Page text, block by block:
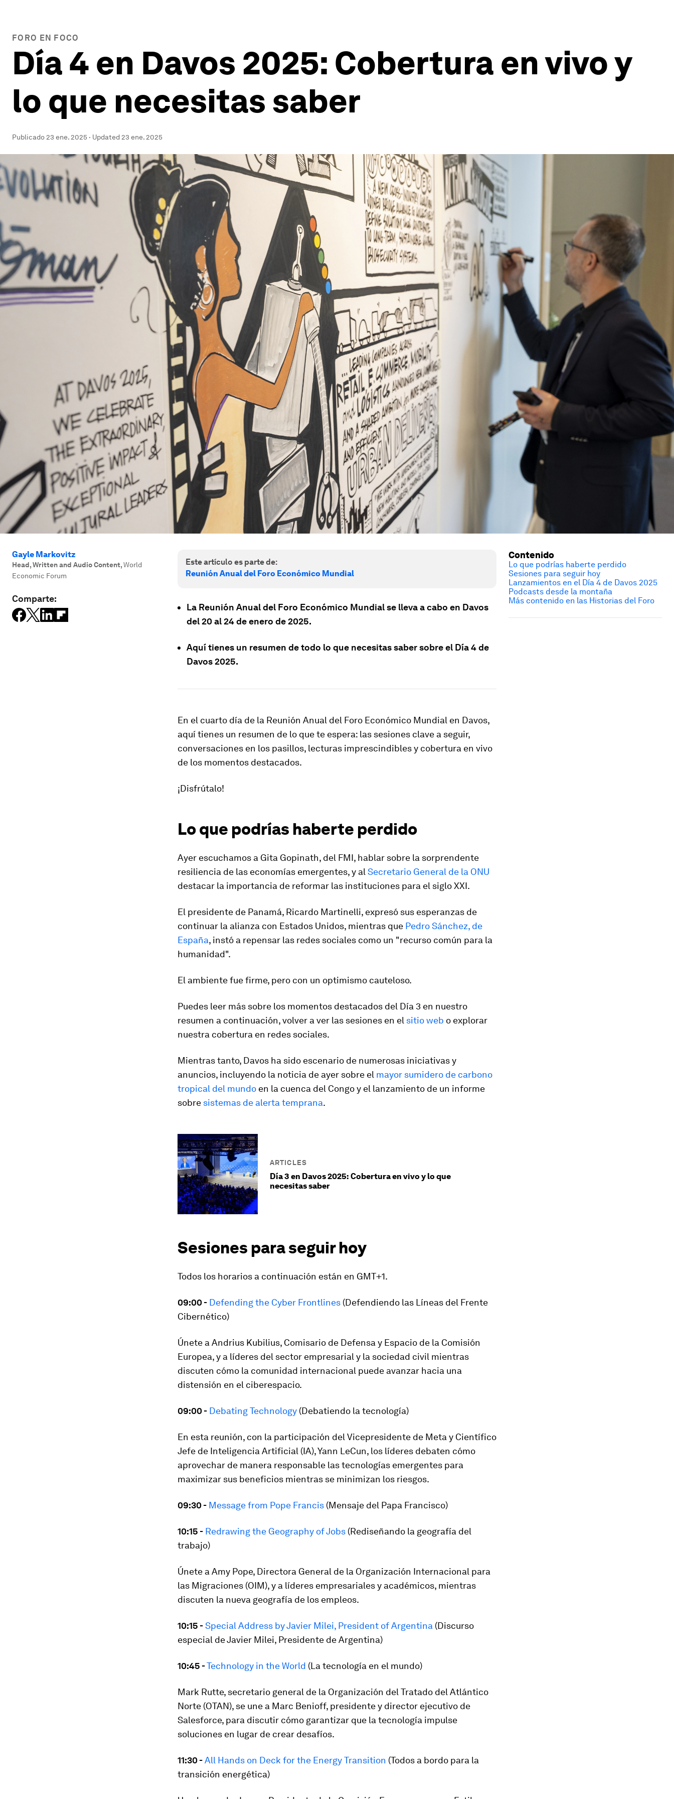
FORO EN FOCO
Día 4 en Davos 2025: Cobertura en vivo y
lo que necesitas saber
Publicado23 ene. 2025 · Updated23 ene. 2025
Gayle Markovitz
Head, Written and Audio Content,World
Economic Forum
Comparte:
Este artículo es parte de:
Reunión Anual del Foro Económico Mundial
La Reunión Anual del Foro Económico Mundial se lleva a cabo en Davos
del 20 al 24 de enero de 2025.
Aquí tienes un resumen de todo lo que necesitas saber sobre el Día 4 de
Davos 2025.
En el cuarto día de la Reunión Anual del Foro Económico Mundial en Davos,
aquí tienes un resumen de lo que te espera: las sesiones clave a seguir,
conversaciones en los pasillos, lecturas imprescindibles y cobertura en vivo
de los momentos destacados.
¡Disfrútalo!
Lo que podrías haberte perdido
Ayer escuchamos a Gita Gopinath, del FMI, hablar sobre la sorprendente
resiliencia de las economías emergentes, y al Secretario General de la ONU
destacar la importancia de reformar las instituciones para el siglo XXI.
El presidente de Panamá, Ricardo Martinelli, expresó sus esperanzas de
continuar la alianza con Estados Unidos, mientras que Pedro Sánchez, de
España, instó a repensar las redes sociales como un "recurso común para la
humanidad".
El ambiente fue firme, pero con un optimismo cauteloso.
Puedes leer más sobre los momentos destacados del Día 3 en nuestro
resumen a continuación, volver a ver las sesiones en el sitio web o explorar
nuestra cobertura en redes sociales.
Mientras tanto, Davos ha sido escenario de numerosas iniciativas y
anuncios, incluyendo la noticia de ayer sobre el mayor sumidero de carbono
tropical del mundo en la cuenca del Congo y el lanzamiento de un informe
sobre sistemas de alerta temprana.
ARTICLES
Día 3 en Davos 2025: Cobertura en vivo y lo que
necesitas saber
Sesiones para seguir hoy
Todos los horarios a continuación están en GMT+1.
09:00 - Defending the Cyber Frontlines (Defendiendo las Líneas del Frente
Cibernético)
Únete a Andrius Kubilius, Comisario de Defensa y Espacio de la Comisión
Europea, y a líderes del sector empresarial y la sociedad civil mientras
discuten cómo la comunidad internacional puede avanzar hacia una
distensión en el ciberespacio.
09:00 - Debating Technology (Debatiendo la tecnología)
En esta reunión, con la participación del Vicepresidente de Meta y Científico
Jefe de Inteligencia Artificial (IA), Yann LeCun, los líderes debaten cómo
aprovechar de manera responsable las tecnologías emergentes para
maximizar sus beneficios mientras se minimizan los riesgos.
09:30 - Message from Pope Francis (Mensaje del Papa Francisco)
10:15 - Redrawing the Geography of Jobs (Rediseñando la geografía del
trabajo)
Únete a Amy Pope, Directora General de la Organización Internacional para
las Migraciones (OIM), y a líderes empresariales y académicos, mientras
discuten la nueva geografía de los empleos.
10:15 -Special Address by Javier Milei, President of Argentina (Discurso
especial de Javier Milei, Presidente de Argentina)
10:45 -Technology in the World (La tecnología en el mundo)
Mark Rutte, secretario general de la Organización del Tratado del Atlántico
Norte (OTAN), se une a Marc Benioff, presidente y director ejecutivo de
Salesforce, para discutir cómo garantizar que la tecnología impulse
soluciones en lugar de crear desafíos.
11:30 -All Hands on Deck for the Energy Transition (Todos a bordo para la
transición energética)
Contenido
Lo que podrías haberte perdido
Sesiones para seguir hoy
Lanzamientos en el Día 4 de Davos 2025
Podcasts desde la montaña
Más contenido en las Historias del Foro